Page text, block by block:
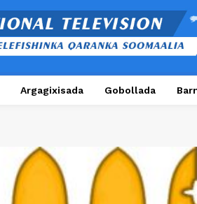
Argagixisada Gobollada